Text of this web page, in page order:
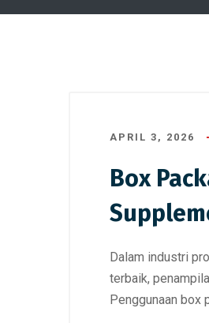
APRIL 3, 2026
Box
Dalam industri
terbaik,
Penggunaan box